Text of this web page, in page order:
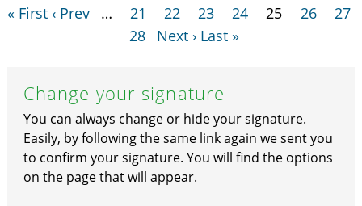
« First ‹ Prev … 21 22 23 24 25 26
27
28
Next › Last »
Change your signature
You can always change or hide your signature.
Easily, by following the same link again we sent you
to confirm your signature. You will find the options
on the page that will appear.